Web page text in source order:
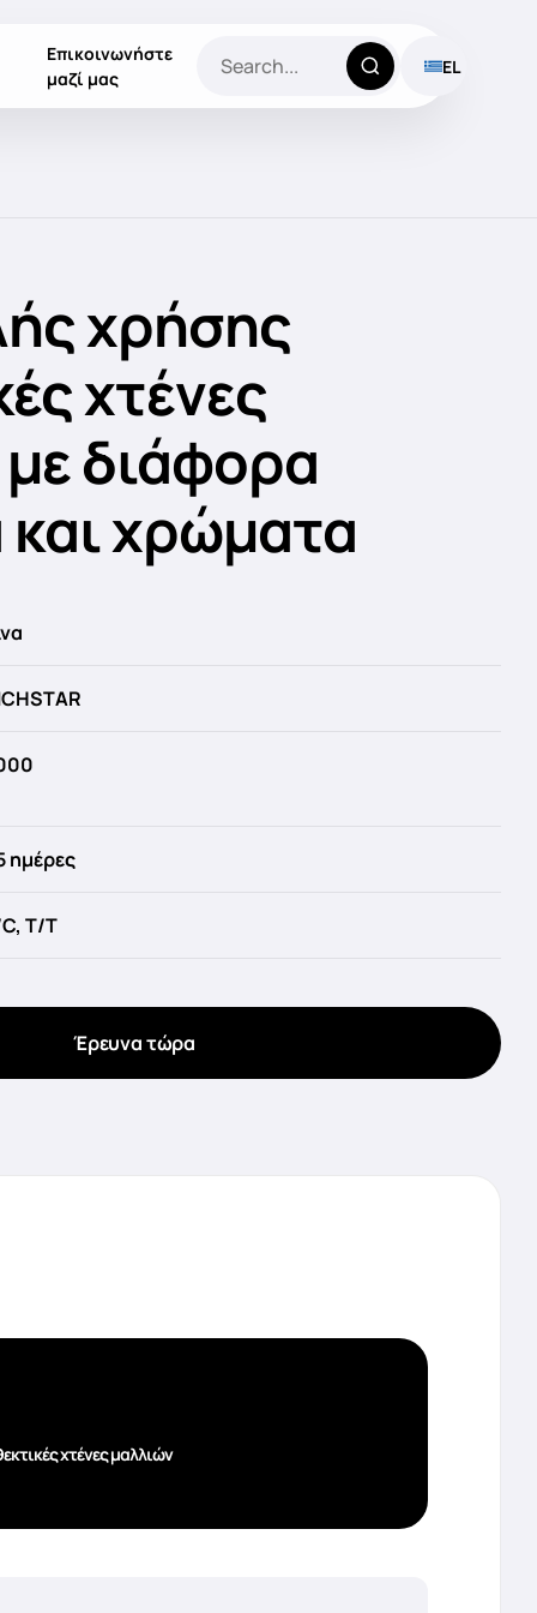
Επικοινωνήστε
μαζί μας
EL
χρήσης
χτένες
διάφορα
χρώματα
ημέρες
T/T
Έρευνα τώρα
χτένες μαλλιών